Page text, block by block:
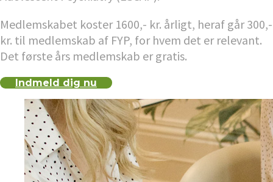
Medlemskabet koster 1600,- kr. årligt, heraf går 300,-
kr. til medlemskab af FYP, for hvem det er relevant.
Det første års medlemskab er gratis.
Indmeld dig nu